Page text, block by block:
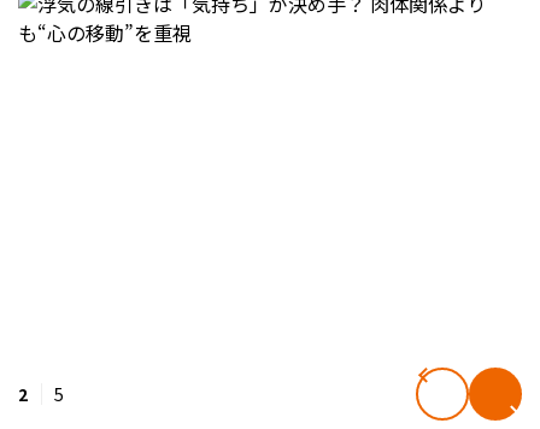
2 5